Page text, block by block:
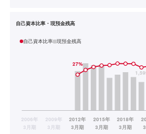
自己資本比率・現預金残高
自己資本比率 現預金残高